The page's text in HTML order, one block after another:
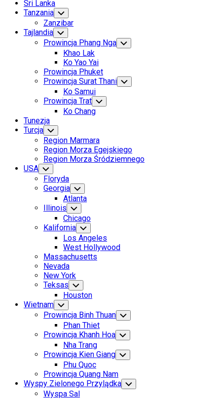
Sri Lanka
Tanzania Toggle
Child
Menu
Zanzibar
Tajlandia Toggle
Child
Menu
Prowincja Phang Nga Toggle
Child
Khao Lak
Ko Yao Yai
Prowincja Phuket
Prowincja Surat Thani Toggle
Child
Ko Samui
Prowincja Trat Toggle
Child
Menu
Ko Chang
Tunezja
Turcja Toggle
Child
Menu
Region Marmara
Region Morza Egejskiego
Region Morza Śródziemnego
USA Toggle
Child
Menu
Floryda
Georgia Toggle
Child
Menu
Atlanta
Illinois Toggle
Child
Menu
Chicago
Kalifornia Toggle
Child
Menu
Los Angeles
West Hollywood
Massachusetts
Nevada
New York
Teksas Toggle
Child
Menu
Houston
Wietnam Toggle
Child
Menu
Prowincja Binh Thuan Toggle
Child
Menu
Phan Thiet
Prowincja Khanh Hoa Toggle
Child
Menu
Nha Trang
Prowincja Kien Giang Toggle
Child
Phu Quoc
Prowincja Quang Nam
Wyspy Zielonego Przylądka Toggle
Child
Wyspa Sal